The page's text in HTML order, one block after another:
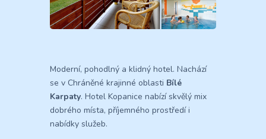
Moderní, pohodlný a klidný hotel. Nachází
se v Chráněné krajinné oblasti Bílé
Karpaty. Hotel Kopanice nabízí skvělý mix
dobrého místa, příjemného prostředí i
nabídky služeb.